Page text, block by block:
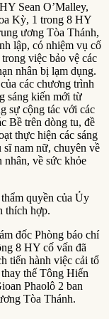
Sean O’Malley,
Kỳ, 1 trong 8 HY
ương Tòa Thánh,
lập, có nhiệm vụ cố
việc bảo vệ các
nhân bị lạm dụng.
các chương trình
sáng kiến mới từ
sự cộng tác với các
Bề trên dòng tu, đề
thực hiện các sáng
nam nữ, chuyên về
nhân, về sức khỏe
quyền của Ủy
thích hợp.
đốc Phòng báo chí
8 HY cố vấn đã
tiến hành việc cải tổ
thế Tông Hiến
Phaolô 2 ban
Tòa Thánh.